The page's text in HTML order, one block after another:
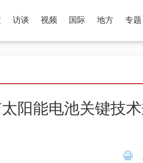
访谈 视频 国际 地方 专题
阳能电池关键技